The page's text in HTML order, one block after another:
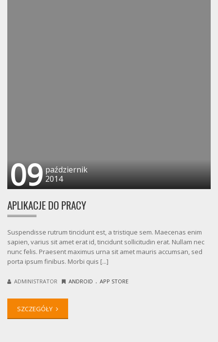
09 październik
2014
APLIKACJE DO PRACY
Suspendisse rutrum tincidunt est, a tristique sem. Maecenas enim
sapien, varius sit amet erat id, tincidunt sollicitudin erat. Nullam nec
nunc felis. Praesent maximus urna sit amet mauris accumsan, sed
porta ipsum finibus. Morbi quis [...]
ADMINISTRATOR ANDROID . APP STORE
SZCZEGÓŁY